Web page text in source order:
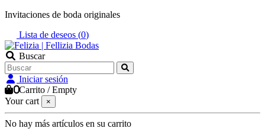
Invitaciones de boda originales
Lista de deseos (0)
Buscar
Iniciar sesión
0Carrito /Empty
Your cart
×
No hay más artículos en su carrito